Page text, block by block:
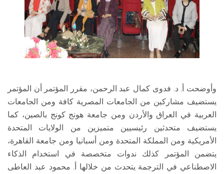
وأوضحت أ. د. فدوى كمال عبد الرحمن، مقرر المؤتمر أن المؤتمر
يستضيف مشاركين من الجامعات المصرية كافة ومن الجامعات
العربية في العراق والأردن ومن جامعة هونج كونج بالصين، كما
يستضيف متحدثين رئيسيين متميزين من الولايات المتحدة
الأمريكية ومن المملكة المتحدة ومن أسبانيا ومن جامعة القاهرة،
يتضمن المؤتمر كذلك ندوات متخصصة في استخدام الذكاء
الاصطناعي في الترجمة يتحدث من خلالها أ. محمود عبد العاطى